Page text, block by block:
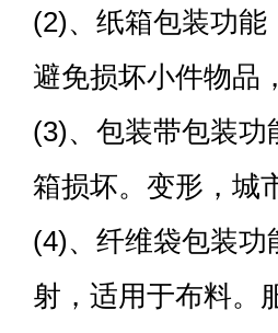
(2)、纸箱包装功
避免损坏小件物品
(3)、包装带包装
箱损坏。变形，城
(4)、纤维袋包装
射，适用于布料。